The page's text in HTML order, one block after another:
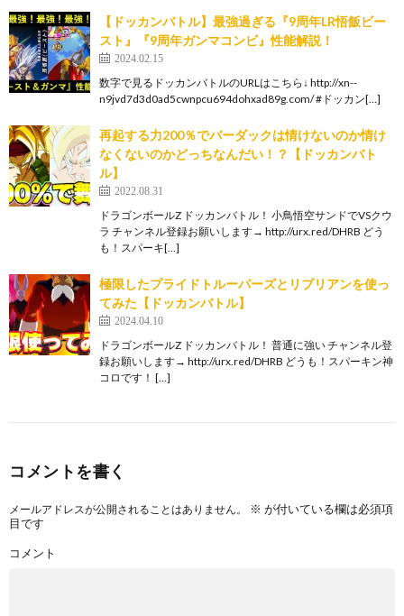
【ドッカンバトル】最強過ぎる『9周年LR悟飯ビー
スト』『9周年ガンマコンビ』性能解説！
2024.02.15
数字で見るドッカンバトルのURLはこちら↓ http://xn--
n9jvd7d3d0ad5cwnpcu694dohxad89g.com/ #ドッカン[…]
再起する力200％でバーダックは情けないのか情け
なくないのかどっちなんだい！？【ドッカンバト
ル】
2022.08.31
ドラゴンボールZ ドッカンバトル！ 小鳥悟空サンドでVSクウ
ラ チャンネル登録お願いします→ http://urx.red/DHRB どう
も！スパーキ[…]
極限したプライドトルーパーズとリブリアンを使っ
てみた【ドッカンバトル】
2024.04.10
ドラゴンボールZ ドッカンバトル！ 普通に強い チャンネル登
録お願いします→ http://urx.red/DHRB どうも！スパーキン神
コロです！ […]
コメントを書く
メールアドレスが公開されることはありません。 ※ が付いている欄は必須項
目です
コメント